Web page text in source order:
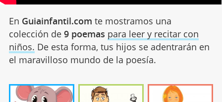
En Guiainfantil.com te mostramos una
colección de 9 poemas para leer y recitar con
niños. De esta forma, tus hijos se adentrarán en
el maravilloso mundo de la poesía.